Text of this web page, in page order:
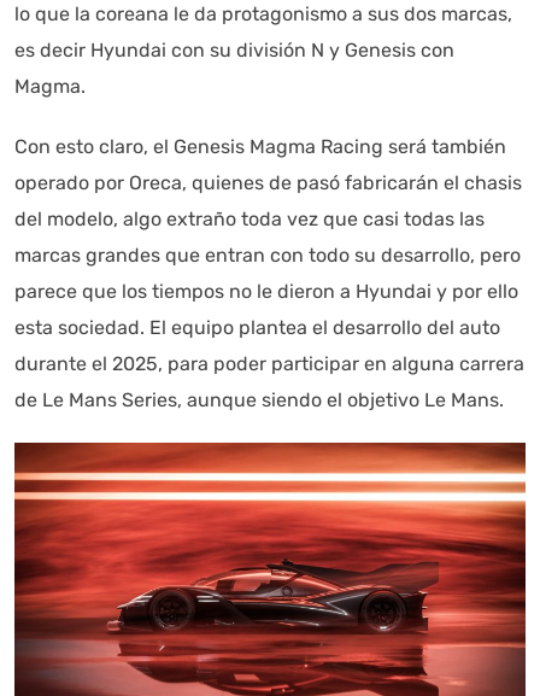
lo que la coreana le da protagonismo a sus dos marcas,
es decir Hyundai con su división N y Genesis con
Magma.
Con esto claro, el Genesis Magma Racing será también
operado por Oreca, quienes de pasó fabricarán el chasis
del modelo, algo extraño toda vez que casi todas las
marcas grandes que entran con todo su desarrollo, pero
parece que los tiempos no le dieron a Hyundai y por ello
esta sociedad. El equipo plantea el desarrollo del auto
durante el 2025, para poder participar en alguna carrera
de Le Mans Series, aunque siendo el objetivo Le Mans.